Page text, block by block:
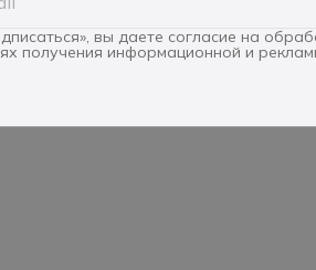
вы даете согласие на
получения информационной и